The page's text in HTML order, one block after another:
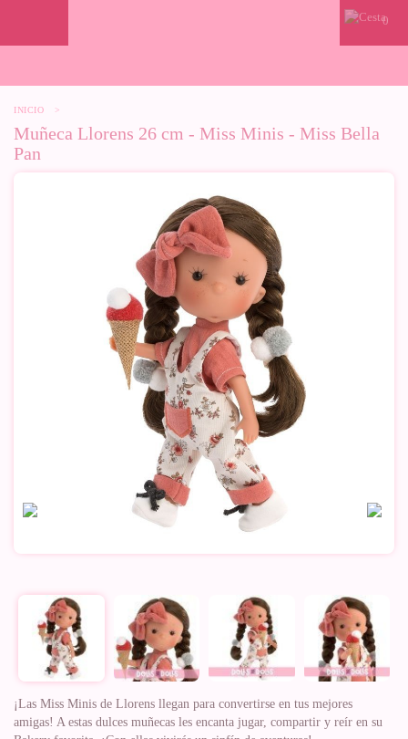
0
INICIO >
Muñeca Llorens 26 cm - Miss Minis - Miss Bella
Pan
¡Las Miss Minis de Llorens llegan para convertirse en tus mejores
amigas! A estas dulces muñecas les encanta jugar, compartir y reír en su